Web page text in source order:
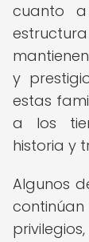
cuanto
y
estas
a los
historia y
Algunos